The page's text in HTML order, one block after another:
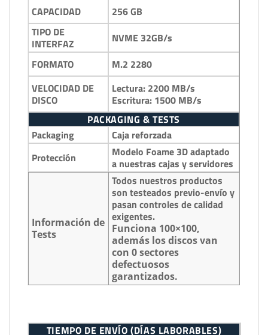
CAPACIDAD
256 GB
TIPO DE
INTERFAZ
NVME 32GB/s
FORMATO
M.2 2280
VELOCIDAD DE
DISCO
Lectura: 2200 MB/s
Escritura: 1500 MB/s
PACKAGING & TESTS
Packaging
Caja reforzada
Protección
Modelo Foame 3D adaptado
a nuestras cajas y servidores
Información de
Tests
Todos nuestros productos
son testeados previo-envío y
pasan controles de calidad
exigentes.
Funciona 100×100,
además los discos van
con 0 sectores
defectuosos
garantizados.
TIEMPO DE ENVÍO (DÍAS LABORABLES)